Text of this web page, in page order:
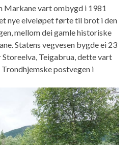
Markane vart ombygd i 1981
nye elveløpet førte til brot i den
mellom dei gamle historiske
Statens vegvesen bygde ei 23
Teigabrua, dette vart
postvegen i